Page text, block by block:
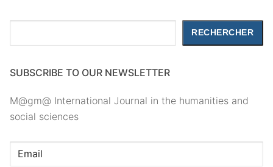
RECHERCHER
SUBSCRIBE TO OUR NEWSLETTER
M@gm@ International Journal in the humanities and
social sciences